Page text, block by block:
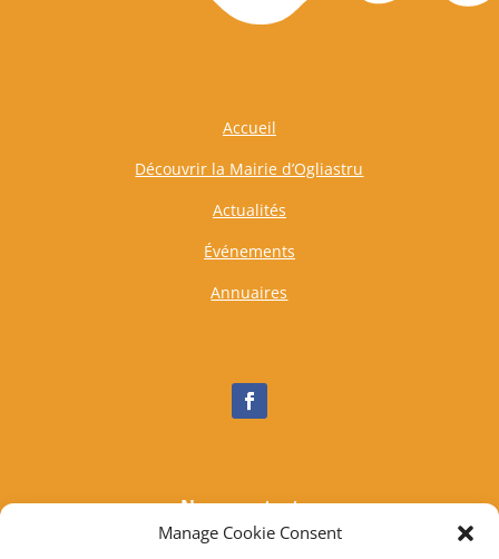
Manage Cookie Consent
Accueil
Découvrir la Mairie d’Ogliastru
Actualités
Événements
Annuaires
Nous contacter
Tél :